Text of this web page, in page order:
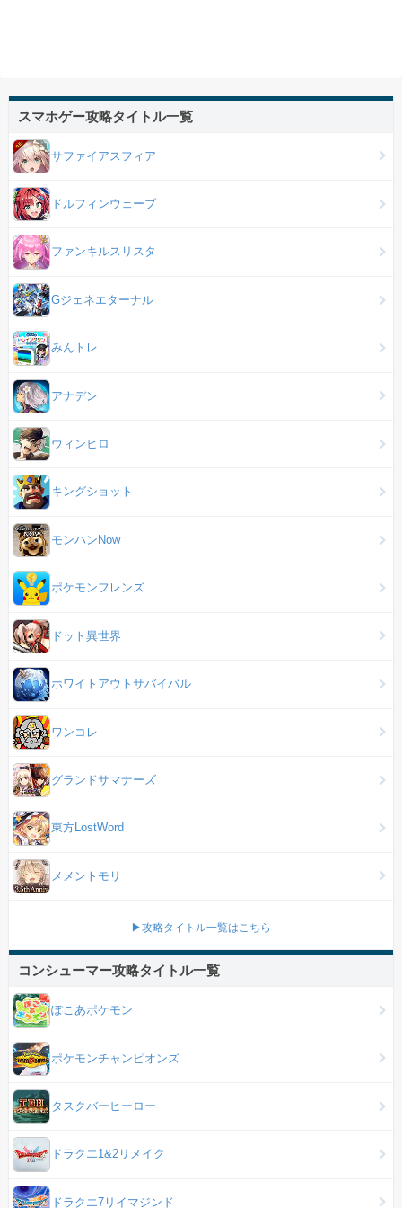
スマホゲー攻略タイトル一覧
サファイアスフィア
ドルフィンウェーブ
ファンキルスリスタ
Gジェネエターナル
みんトレ
アナデン
ウィンヒロ
キングショット
モンハンNow
ポケモンフレンズ
ドット異世界
ホワイトアウトサバイバル
ワンコレ
グランドサマナーズ
東方LostWord
メメントモリ
▶攻略タイトル一覧はこちら
コンシューマー攻略タイトル一覧
ぽこあポケモン
ポケモンチャンピオンズ
タスクバーヒーロー
ドラクエ1&2リメイク
ドラクエ7リイマジンド